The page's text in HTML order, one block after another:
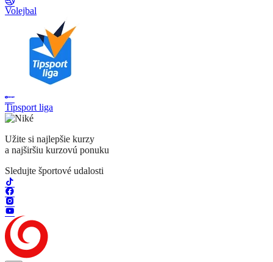
Volejbal
Tipsport liga
Užite si najlepšie kurzy
a najširšiu kurzovú ponuku
Sledujte športové udalosti